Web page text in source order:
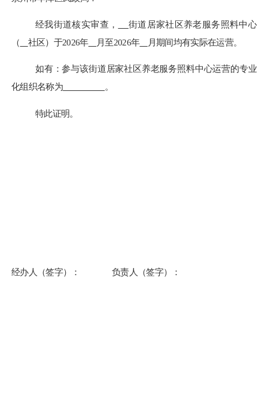
经我街道核实审查，
街道居家社区养老服务照料中心
（
社区）于2026年 月至2026年 月期间均有实际在运营。
如有：参与该街道居家社区养老服务照料中心运营的专业
化组织名称为
。
特此证明。
经办人（签字）： 负责人（签字）：